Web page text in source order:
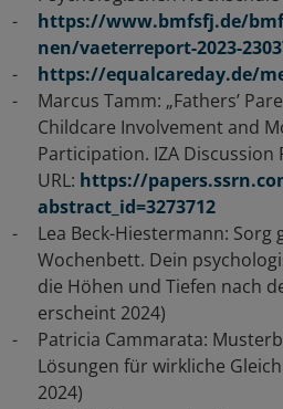
https://www.bmfsfj.de/
nen/vaeterreport-2023-
https://equalcareday.de/
Marcus Tamm: „Fathers’
Childcare Involvement and
Participation. IZA Discussion
URL: https://
abstract_id=3273712
Lea Beck-Hiestermann: Sorg
Wochenbett. Dein
die Höhen und Tiefen nach
erscheint 2024)
Patricia Cammarata:
Lösungen für wirkliche
2024)